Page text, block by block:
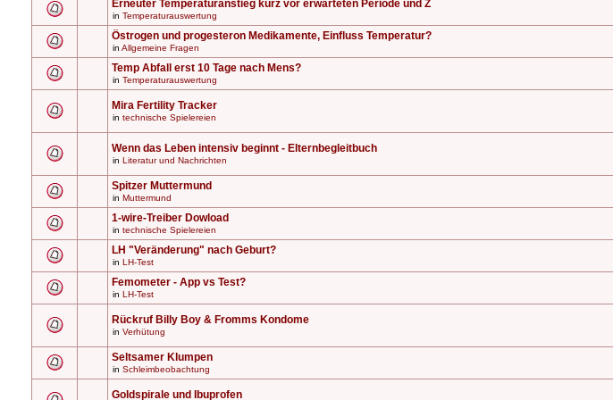
Erneuter Temperaturanstieg kurz vor erwarteten Periode und Z
in Temperaturauswertung
Östrogen und progesteron Medikamente, Einfluss Temperatur?
in Allgemeine Fragen
Temp Abfall erst 10 Tage nach Mens?
in Temperaturauswertung
Mira Fertility Tracker
in technische Spielereien
Wenn das Leben intensiv beginnt - Elternbegleitbuch
in Literatur und Nachrichten
Spitzer Muttermund
in Muttermund
1-wire-Treiber Dowload
in technische Spielereien
LH "Veränderung" nach Geburt?
in LH-Test
Femometer - App vs Test?
in LH-Test
Rückruf Billy Boy & Fromms Kondome
in Verhütung
Seltsamer Klumpen
in Schleimbeobachtung
Goldspirale und Ibuprofen